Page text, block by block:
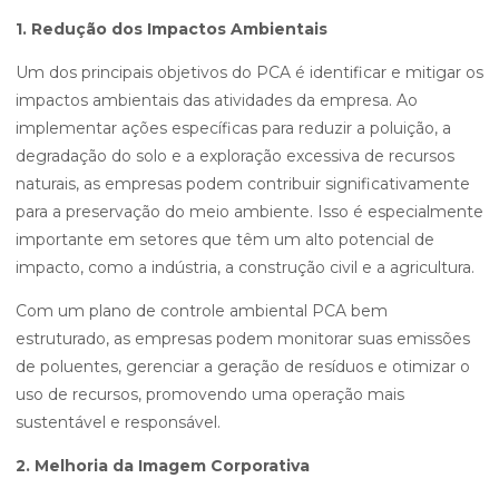
1. Redução dos Impactos Ambientais
Um dos principais objetivos do PCA é identificar e mitigar os
impactos ambientais das atividades da empresa. Ao
implementar ações específicas para reduzir a poluição, a
degradação do solo e a exploração excessiva de recursos
naturais, as empresas podem contribuir significativamente
para a preservação do meio ambiente. Isso é especialmente
importante em setores que têm um alto potencial de
impacto, como a indústria, a construção civil e a agricultura.
Com um plano de controle ambiental PCA bem
estruturado, as empresas podem monitorar suas emissões
de poluentes, gerenciar a geração de resíduos e otimizar o
uso de recursos, promovendo uma operação mais
sustentável e responsável.
2. Melhoria da Imagem Corporativa